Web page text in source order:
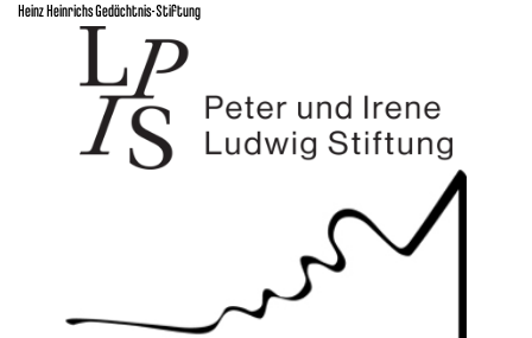
Heinz Heinrichs Gedächtnis-Stiftung